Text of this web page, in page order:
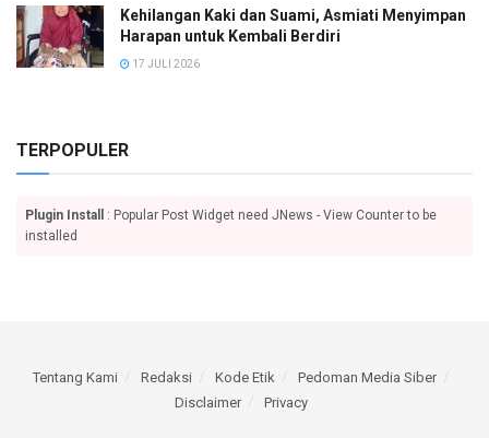
Kehilangan Kaki dan Suami, Asmiati Menyimpan
Harapan untuk Kembali Berdiri
17 JULI 2026
TERPOPULER
Plugin Install
: Popular Post Widget need JNews - View Counter to be
installed
Tentang Kami Redaksi Kode Etik
Pedoman Media Siber
Disclaimer
Privacy